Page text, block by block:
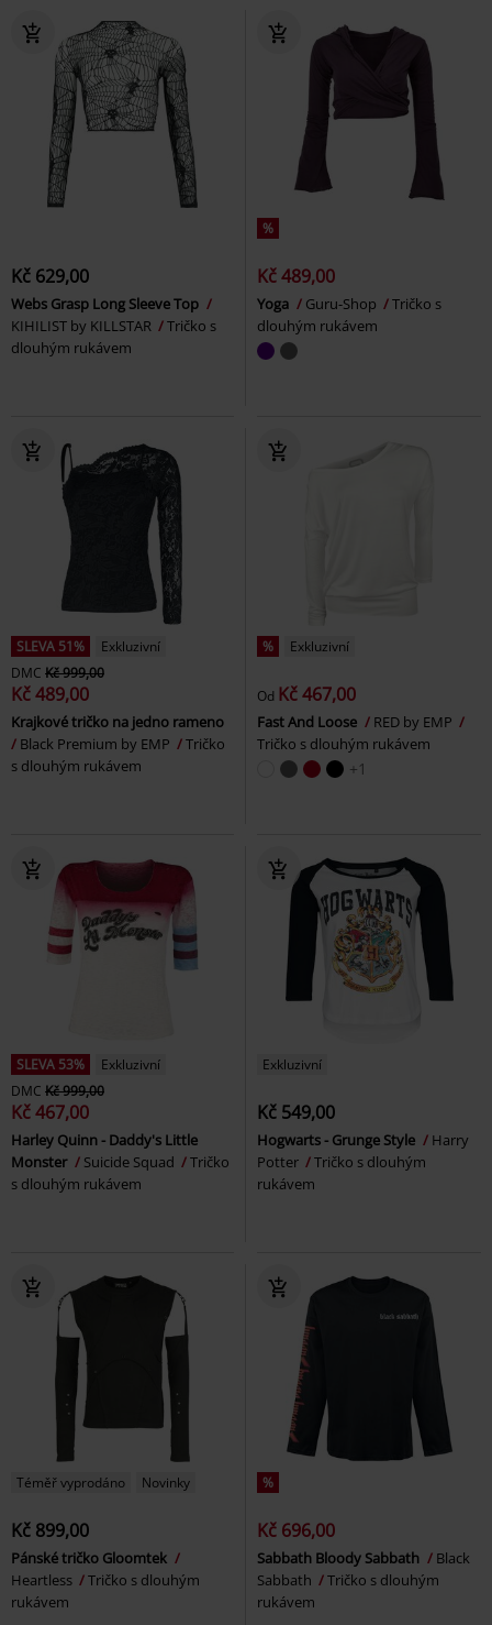
Kč 629,00
Webs Grasp Long Sleeve Top
KIHILIST by KILLSTAR
Tričko s
dlouhým rukávem
%
Kč 489,00
Yoga Guru-Shop
Tričko s
dlouhým rukávem
SLEVA 51%
Exkluzivní
DMC Kč 999,00
Kč 489,00
Krajkové tričko na jedno rameno
Black Premium by EMP
Tričko
s dlouhým rukávem
% Exkluzivní
Od Kč 467,00
Fast And Loose
RED by EMP
Tričko s dlouhým rukávem
+1
SLEVA 53%
Exkluzivní
DMC Kč 999,00
Kč 467,00
Harley Quinn - Daddy's Little
Monster
Suicide Squad
Tričko
s dlouhým rukávem
Exkluzivní
Kč 549,00
Hogwarts - Grunge Style
Harry
Potter
Tričko s dlouhým
rukávem
Téměř vyprodáno Novinky
Kč 899,00
Pánské tričko Gloomtek
Heartless
Tričko s dlouhým
rukávem
%
Kč 696,00
Sabbath Bloody Sabbath
Black
Sabbath
Tričko s dlouhým
rukávem